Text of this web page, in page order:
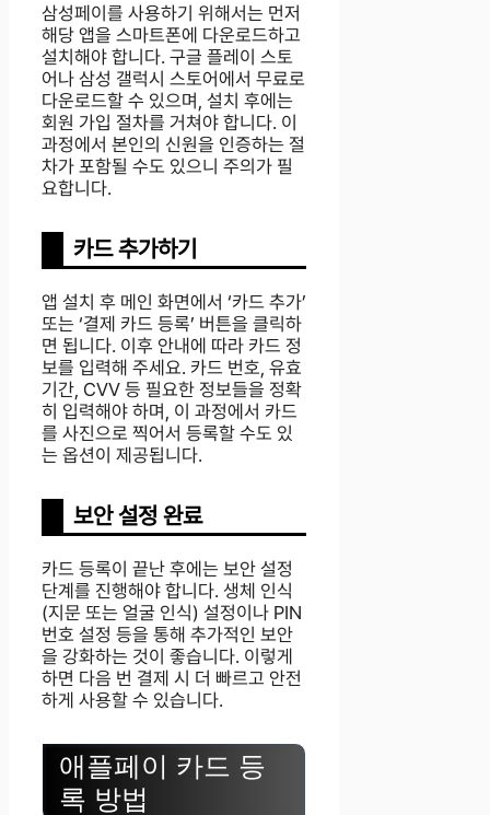
삼성페이를 사용하기 위해서는 먼저
해당 앱을 스마트폰에 다운로드하고
설치해야 합니다. 구글 플레이 스토
어나 삼성 갤럭시 스토어에서 무료로
다운로드할 수 있으며, 설치 후에는
회원 가입 절차를 거쳐야 합니다. 이
과정에서 본인의 신원을 인증하는 절
차가 포함될 수도 있으니 주의가 필
요합니다.
카드 추가하기
앱 설치 후 메인 화면에서 ‘카드 추가’
또는 ‘결제 카드 등록’ 버튼을 클릭하
면 됩니다. 이후 안내에 따라 카드 정
보를 입력해 주세요. 카드 번호, 유효
기간, CVV 등 필요한 정보들을 정확
히 입력해야 하며, 이 과정에서 카드
를 사진으로 찍어서 등록할 수도 있
는 옵션이 제공됩니다.
보안 설정 완료
카드 등록이 끝난 후에는 보안 설정
단계를 진행해야 합니다. 생체 인식
(지문 또는 얼굴 인식) 설정이나 PIN
번호 설정 등을 통해 추가적인 보안
을 강화하는 것이 좋습니다. 이렇게
하면 다음 번 결제 시 더 빠르고 안전
하게 사용할 수 있습니다.
애플페이 카드 등
록 방법